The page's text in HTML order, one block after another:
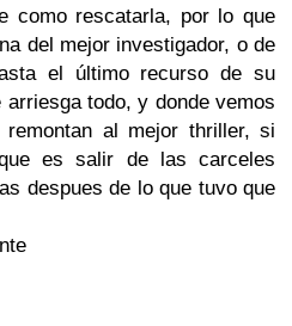
como rescatarla, por lo que
del mejor investigador, o de
el último recurso de su
todo, y donde vemos
al mejor thriller, si
es salir de las carceles
despues de lo que tuvo que